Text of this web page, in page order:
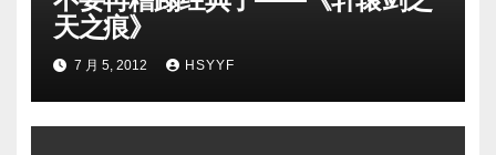
天之痕》
7 月 5, 2012 HSYYF